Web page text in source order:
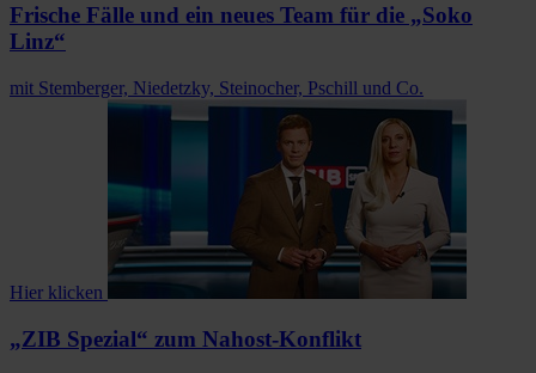
Frische Fälle und ein neues Team für die „Soko
Linz“
mit Stemberger, Niedetzky, Steinocher, Pschill und Co.
Hier klicken
„ZIB Spezial“ zum Nahost-Konflikt